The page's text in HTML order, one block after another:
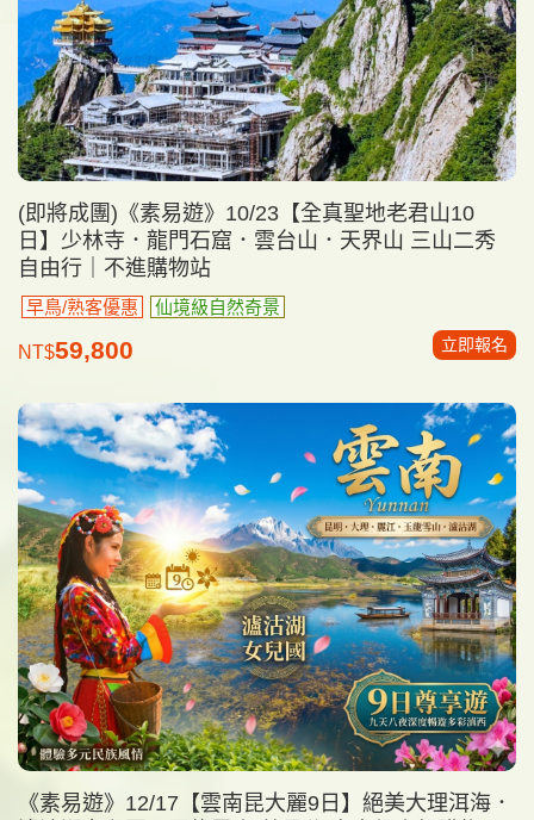
(即將成團)《素易遊》10/23【全真聖地老君山10
日】少林寺．龍門石窟．雲台山．天界山 三山二秀
自由行｜不進購物站
早鳥/熟客優惠 仙境級自然奇景
NT$59,800 立即報名
《素易遊》12/17【雲南昆大麗9日】絕美大理洱海．